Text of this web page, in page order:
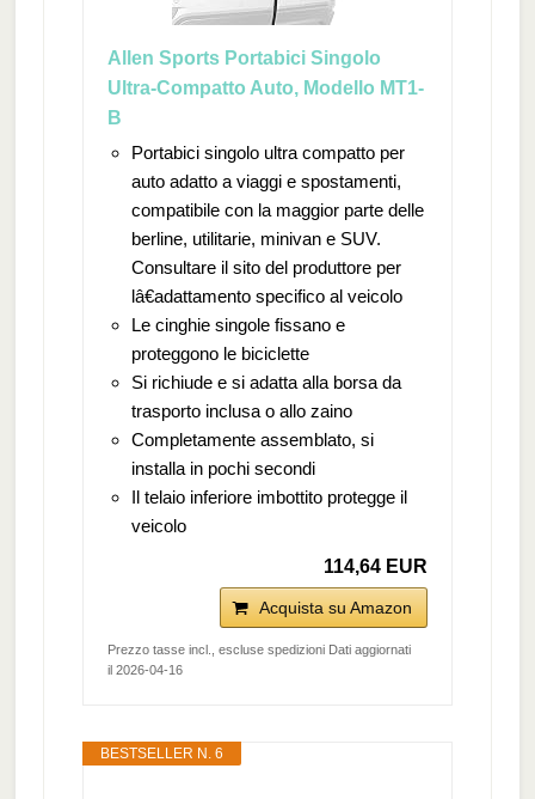
Allen Sports Portabici Singolo
Ultra-Compatto Auto, Modello MT1-
B
Portabici singolo ultra compatto per
auto adatto a viaggi e spostamenti,
compatibile con la maggior parte delle
berline, utilitarie, minivan e SUV.
Consultare il sito del produttore per
lâ€adattamento specifico al veicolo
Le cinghie singole fissano e
proteggono le biciclette
Si richiude e si adatta alla borsa da
trasporto inclusa o allo zaino
Completamente assemblato, si
installa in pochi secondi
Il telaio inferiore imbottito protegge il
veicolo
114,64 EUR
Acquista su Amazon
Prezzo tasse incl., escluse spedizioni Dati aggiornati
il 2026-04-16
BESTSELLER N. 6